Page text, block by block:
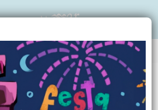
octubre 2006